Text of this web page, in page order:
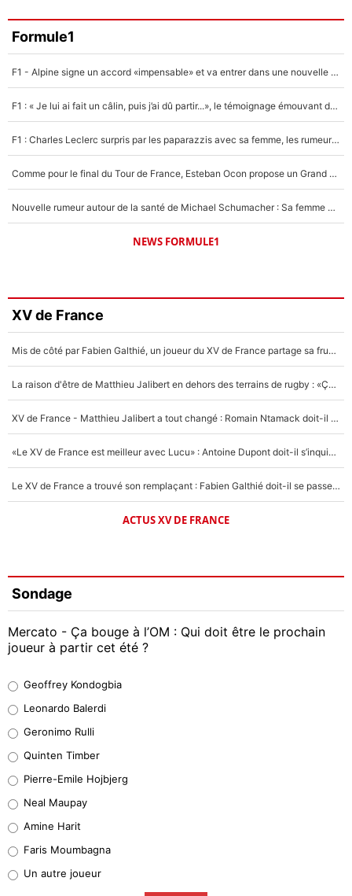
Formule1
F1 - Alpine signe un accord «impensable» et va entrer dans une nouvelle dimension : Grande nouvelle pour Pierre Gasly !
F1 : « Je lui ai fait un câlin, puis j’ai dû partir...», le témoignage émouvant de Max Verstappen sur sa fille
F1 : Charles Leclerc surpris par les paparazzis avec sa femme, les rumeurs étaient vraies !
Comme pour le final du Tour de France, Esteban Ocon propose un Grand Prix de Formule 1 à Paris : «Autour de l’Arc de Triomphe, ce serait génial» !
Nouvelle rumeur autour de la santé de Michael Schumacher : Sa femme Corinna sort du silence
NEWS FORMULE1
XV de France
Mis de côté par Fabien Galthié, un joueur du XV de France partage sa frustration : «ils ne me l’ont pas dit tout de suite»
La raison d'être de Matthieu Jalibert en dehors des terrains de rugby : «Ça m'atteint autant que si tu touches à un membre de ma famille»
XV de France - Matthieu Jalibert a tout changé : Romain Ntamack doit-il s’inquiéter pour sa place à un an de la Coupe du monde ?
«Le XV de France est meilleur avec Lucu» : Antoine Dupont doit-il s’inquiéter pour sa place ?
Le XV de France a trouvé son remplaçant : Fabien Galthié doit-il se passer d'Antoine Dupont ?
ACTUS XV DE FRANCE
Sondage
Mercato - Ça bouge à l’OM : Qui doit être le prochain
joueur à partir cet été ?
38%
32%
5%
1%
9%
Geoffrey Kondogbia
Leonardo Balerdi
Geronimo Rulli
Quinten Timber
Pierre-Emile Hojbjerg
Neal Maupay
Amine Harit
Faris Moumbagna
Un autre joueur